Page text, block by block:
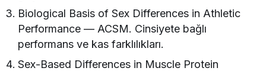
Biological Basis of Sex Differences in Athletic
Performance — ACSM. Cinsiyete bağlı
performans ve kas farklılıkları.
Sex-Based Differences in Muscle Protein